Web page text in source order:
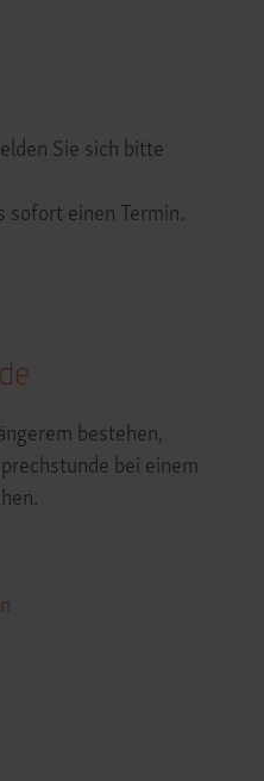
Sie sich bitte
sofort einen Termin.
bestehen,
bei einem